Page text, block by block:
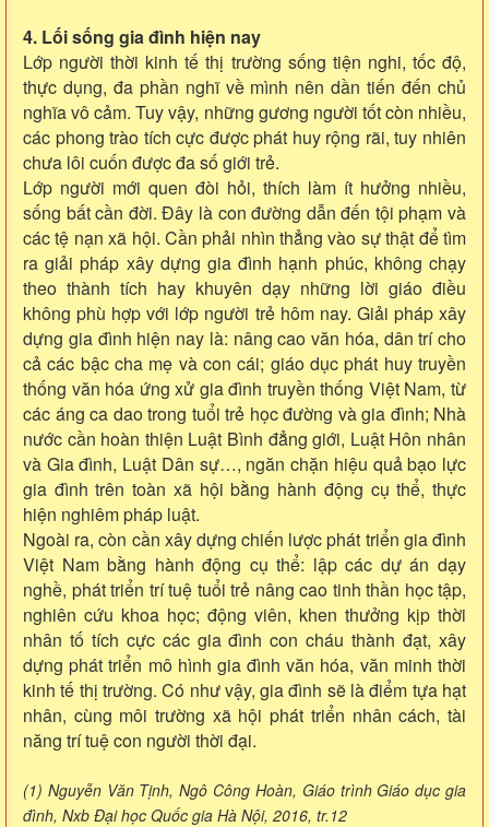
4. Lối sống gia đình hiện nay
Lớp người thời kinh tế thị trường sống tiện nghi, tốc độ,
thực dụng, đa phần nghĩ về mình nên dần tiến đến chủ
nghĩa vô cảm. Tuy vậy, những gương người tốt còn nhiều,
các phong trào tích cực được phát huy rộng rãi, tuy nhiên
chưa lôi cuốn được đa số giới trẻ.
Lớp người mới quen đòi hỏi, thích làm ít hưởng nhiều,
sống bất cần đời. Đây là con đường dẫn đến tội phạm và
các tệ nạn xã hội. Cần phải nhìn thẳng vào sự thật để tìm
ra giải pháp xây dựng gia đình hạnh phúc, không chạy
theo thành tích hay khuyên dạy những lời giáo điều
không phù hợp với lớp người trẻ hôm nay. Giải pháp xây
dựng gia đình hiện nay là: nâng cao văn hóa, dân trí cho
cả các bậc cha mẹ và con cái; giáo dục phát huy truyền
thống văn hóa ứng xử gia đình truyền thống Việt Nam, từ
các áng ca dao trong tuổi trẻ học đường và gia đình; Nhà
nước cần hoàn thiện Luật Bình đẳng giới, Luật Hôn nhân
và Gia đình, Luật Dân sự…, ngăn chặn hiệu quả bạo lực
gia đình trên toàn xã hội bằng hành động cụ thể, thực
hiện nghiêm pháp luật.
Ngoài ra, còn cần xây dựng chiến lược phát triển gia đình
Việt Nam bằng hành động cụ thể: lập các dự án dạy
nghề, phát triển trí tuệ tuổi trẻ nâng cao tinh thần học tập,
nghiên cứu khoa học; động viên, khen thưởng kịp thời
nhân tố tích cực các gia đình con cháu thành đạt, xây
dựng phát triển mô hình gia đình văn hóa, văn minh thời
kinh tế thị trường. Có như vậy, gia đình sẽ là điểm tựa hạt
nhân, cùng môi trường xã hội phát triển nhân cách, tài
năng trí tuệ con người thời đại.
(1) Nguyễn Văn Tịnh, Ngô Công Hoàn, Giáo trình Giáo dục gia
đình, Nxb Đại học Quốc gia Hà Nội, 2016, tr.12